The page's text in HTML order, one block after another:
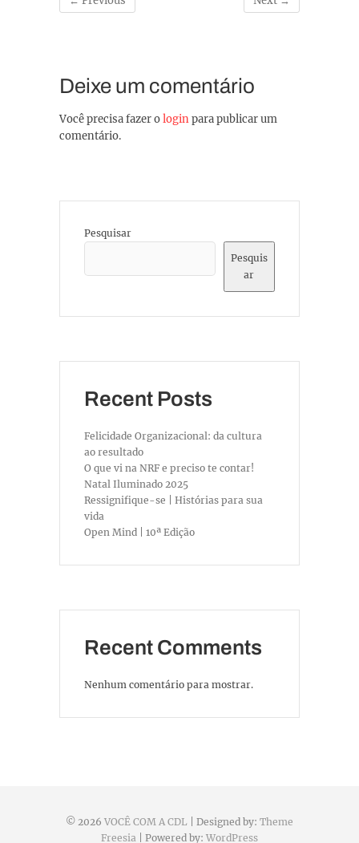
Deixe um comentário
Você precisa fazer ologinpara publicar um
comentário.
Pesquisar
Pesquis
ar
Recent Posts
Felicidade Organizacional: da cultura
ao resultado
O que vi na NRF e preciso te contar!
Natal Iluminado 2025
Ressignifique-se | Histórias para sua
vida
Open Mind | 10ª Edição
Recent Comments
Nenhum comentário para mostrar.
© 2026 VOCÊ COM A CDL | Designed by: Theme
Freesia | Powered by: WordPress